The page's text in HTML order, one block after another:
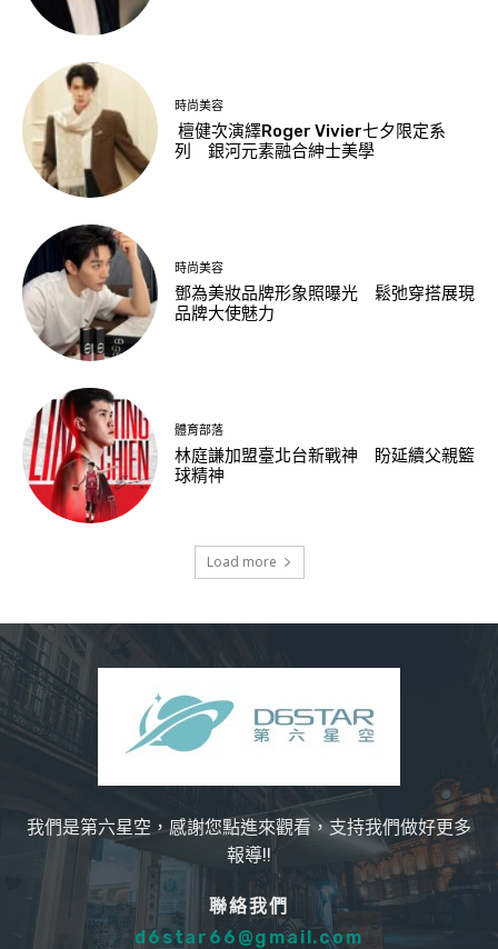
時尚美容
檀健次演繹Roger Vivier七夕限定系
列 銀河元素融合紳士美學
時尚美容
鄧為美妝品牌形象照曝光 鬆弛穿搭展現
品牌大使魅力
體育部落
林庭謙加盟臺北台新戰神 盼延續父親籃
球精神
Load more
我們是第六星空，感謝您點進來觀看，支持我們做好更多
報導!!
聯絡我們
d6star66@gmail.com